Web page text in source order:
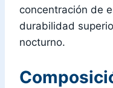
concentración de
durabilidad
nocturno.